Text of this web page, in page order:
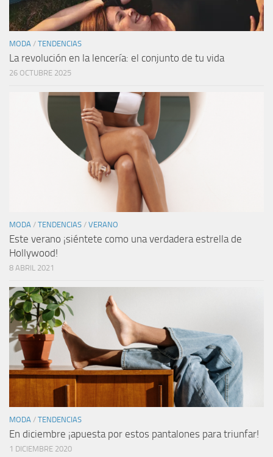
MODA / TENDENCIAS
La revolución en la lencería: el conjunto de tu vida
26 OCTUBRE 2025
MODA / TENDENCIAS / VERANO
Este verano ¡siéntete como una verdadera estrella de
Hollywood!
8 ABRIL 2021
MODA / TENDENCIAS
En diciembre ¡apuesta por estos pantalones para triunfar!
1 DICIEMBRE 2020